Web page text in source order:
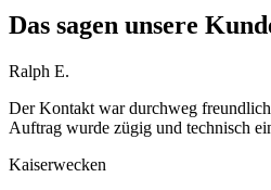
Das sagen unsere
Ralph E.
Der Kontakt war durchweg
Auftrag wurde zügig und technisch
Kaiserwecken